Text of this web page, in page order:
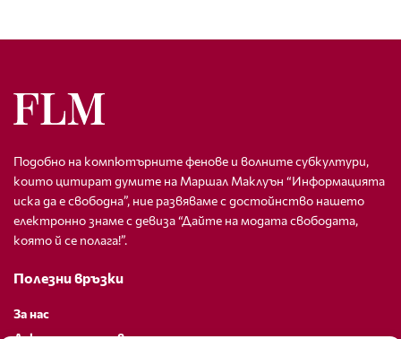
Подобно на компютърните фенове и волните субкултури,
които цитират думите на Маршал Маклуън “Информацията
иска да е свободна”, ние развяваме с достойнство нашето
електронно знаме с девиза “Дайте на модата свободата,
която й се полага!”.
Полезни връзки
За нас